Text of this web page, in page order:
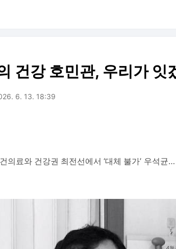
건강 호민관, 우리가 잇
6. 13. 18:39
의료와 건강권 최전선에서 ‘대체 불가’ 우석